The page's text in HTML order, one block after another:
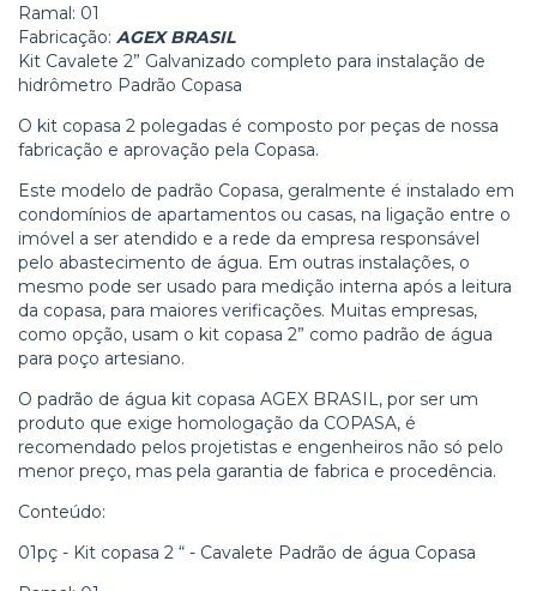
Ramal: 01
Fabricação: AGEX BRASIL
Kit Cavalete 2” Galvanizado completo para instalação de
hidrômetro Padrão Copasa
O kit copasa 2 polegadas é composto por peças de nossa
fabricação e aprovação pela Copasa.
Este modelo de padrão Copasa, geralmente é instalado em
condomínios de apartamentos ou casas, na ligação entre o
imóvel a ser atendido e a rede da empresa responsável
pelo abastecimento de água. Em outras instalações, o
mesmo pode ser usado para medição interna após a leitura
da copasa, para maiores verificações. Muitas empresas,
como opção, usam o kit copasa 2” como padrão de água
para poço artesiano.
O padrão de água kit copasa AGEX BRASIL, por ser um
produto que exige homologação da COPASA, é
recomendado pelos projetistas e engenheiros não só pelo
menor preço, mas pela garantia de fabrica e procedência.
Conteúdo:
01pç - Kit copasa 2 “ - Cavalete Padrão de água Copasa